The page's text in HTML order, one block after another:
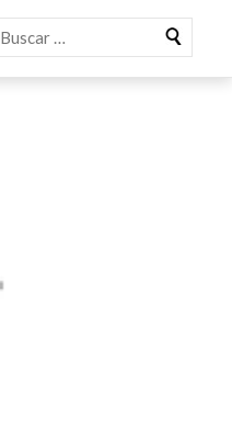
Buscar